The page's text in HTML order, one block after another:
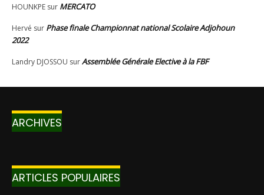
ARCHIVES
ARTICLES POPULAIRES